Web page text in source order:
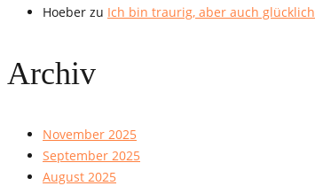
Hoeber zu Ich bin traurig, aber auch glücklich
Archiv
November 2025
September 2025
August 2025